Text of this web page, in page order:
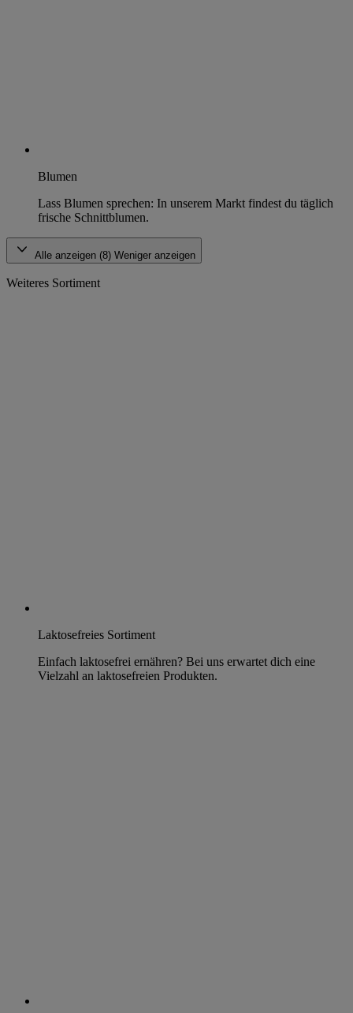
Blumen
Lass Blumen sprechen: In unserem Markt findest du täglich
frische Schnittblumen.
Alle anzeigen (8) Weniger anzeigen
Weiteres Sortiment
Laktosefreies Sortiment
Einfach laktosefrei ernähren? Bei uns erwartet dich eine
Vielzahl an laktosefreien Produkten.